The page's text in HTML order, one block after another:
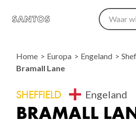
Home Europa Engeland
Bramall Lane
SHEFFIELD Engeland
BRAMALL